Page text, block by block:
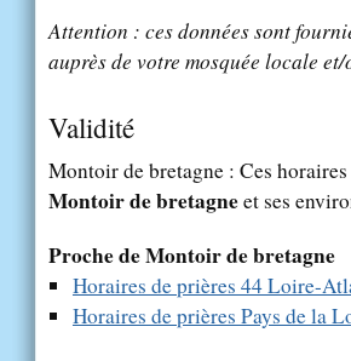
Attention : ces données sont
auprès de votre mosquée locale
Validité
Montoir de bretagne : Ces
Montoir de bretagneet ses
Proche de Montoir de bretagne
Horaires de prières 44 Loire-
Horaires de prières Pays de la